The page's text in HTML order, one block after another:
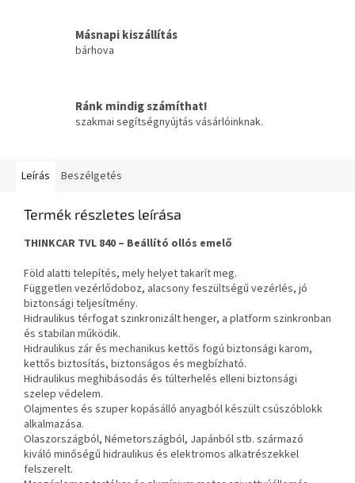
Másnapi kiszállítás
bárhova
Ránk mindig számíthat!
szakmai segítségnyújtás vásárlóinknak.
Leírás Beszélgetés
Termék részletes leírása
THINKCAR TVL 840 – Beállító ollós emelő
Föld alatti telepítés, mely helyet takarít meg.
Független vezérlődoboz, alacsony feszültségű vezérlés, jó
biztonsági teljesítmény.
Hidraulikus térfogat szinkronizált henger, a platform szinkronban
és stabilan működik.
Hidraulikus zár és mechanikus kettős fogú biztonsági karom,
kettős biztosítás, biztonságos és megbízható.
Hidraulikus meghibásodás és túlterhelés elleni biztonsági
szelep védelem.
Olajmentes és szuper kopásálló anyagból készült csúszóblokk
alkalmazása.
Olaszországból, Németországból, Japánból stb. származó
kiváló minőségű hidraulikus és elektromos alkatrészekkel
felszerelt.